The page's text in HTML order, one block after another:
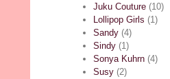
Juku Couture(10)
Lollipop Girls (1)
Sandy(4)
Sindy(1)
Sonya Kuhrn(4)
Susy(2)